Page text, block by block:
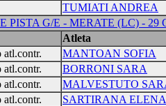
TUMIATI ANDREA
PISTA G/E - MERATE (LC) - 29
Atleta
atl.contr.
MANTOAN SOFIA
atl.contr.
BORRONI SARA
atl.contr.
MALVESTUTO
atl.contr.
SARTIRANA ELENA